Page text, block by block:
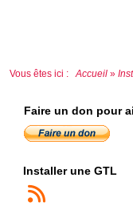
Vous êtes ici : Accueil »
Faire un don pour
Installer une GTL